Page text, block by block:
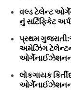
વલ્ડ ટેલેન્ટ
નું સર્ટિફિકેટ
પ્રથમ
અમેઝિંગ
લોકગાયક